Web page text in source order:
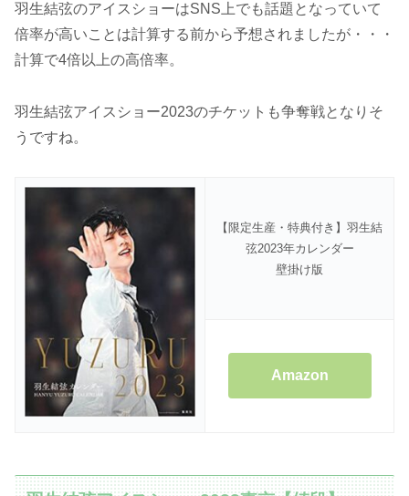
羽生結弦のアイスショーはSNS上でも話題となっていて
倍率が高いことは計算する前から予想されましたが・・・
計算で4倍以上の高倍率。
羽生結弦アイスショー2023のチケットも争奪戦となりそ
うですね。
【限定生産・特典付き】羽生結
弦2023年カレンダー
壁掛け版
Amazon